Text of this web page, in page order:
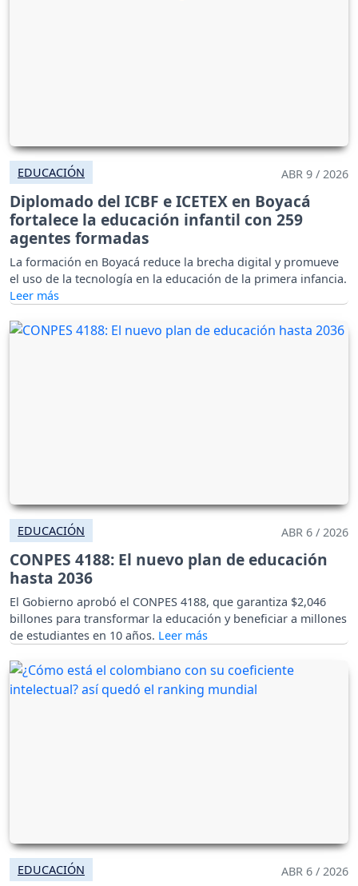
EDUCACIÓN ABR 9 / 2026
Diplomado del ICBF e ICETEX en Boyacá
fortalece la educación infantil con 259
agentes formadas
La formación en Boyacá reduce la brecha digital y promueve
el uso de la tecnología en la educación de la primera infancia.
EDUCACIÓN ABR 6 / 2026
CONPES 4188: El nuevo plan de educación
hasta 2036
El Gobierno aprobó el CONPES 4188, que garantiza $2,046
billones para transformar la educación y beneficiar a millones
de estudiantes en 10 años.
EDUCACIÓN ABR 6 / 2026